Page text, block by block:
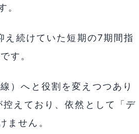
。
続けていた短期の7期間指
す。
）へと役割を変えつつあり
えており、依然として「デ
ません。